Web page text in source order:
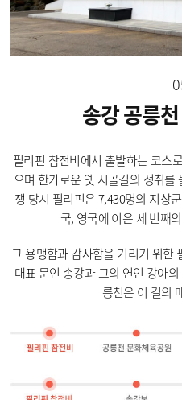
송강 공릉
필리핀 참전비에서 출발하는 코스
으며 한가로운 옛 시골길의 정취를
쟁 당시 필리핀은 7,430명의 지상
국, 영국에 이은 세 번째
그 용맹함과 감사함을 기리기 위한
대표 문인 송강과 그의 연인 강아
릉천은 이 길의